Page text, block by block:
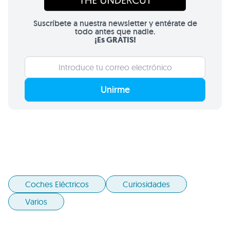
Suscríbete a nuestra newsletter y entérate de
todo antes que nadie.
¡Es GRATIS!
Unirme
Coches Eléctricos
Curiosidades
Varios